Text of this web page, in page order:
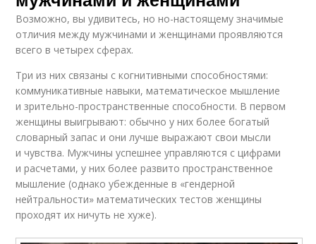
Возможно, вы удивитесь, но но-настоящему значимые
отличия между мужчинами и женщинами проявляются
всего в четырех сферах.
Три из них связаны с когнитивными способностями:
коммуникативные навыки, математическое мышление
и зрительно-пространственные способности. В первом
женщины выигрывают: обычно у них более богатый
словарный запас и они лучше выражают свои мысли
и чувства. Мужчины успешнее управляются с цифрами
и расчетами, у них более развито пространственное
мышление (однако убежденные в «гендерной
нейтральности» математических тестов женщины
проходят их ничуть не хуже).